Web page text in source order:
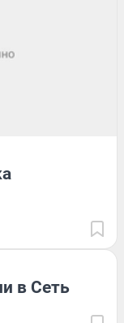
в Сеть